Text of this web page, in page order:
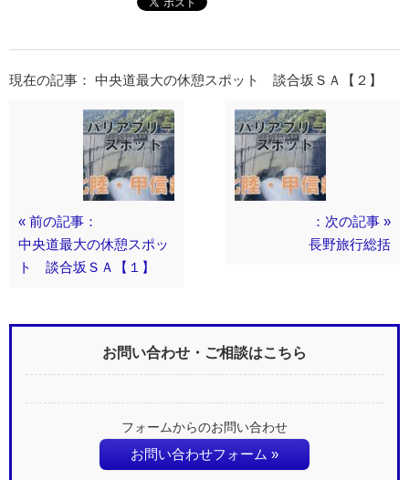
現在の記事： 中央道最大の休憩スポット 談合坂ＳＡ【２】
« 前の記事：
中央道最大の休憩スポッ
ト 談合坂ＳＡ【１】
：次の記事 »
長野旅行総括
お問い合わせ・ご相談はこちら
フォームからのお問い合わせ
お問い合わせフォーム »